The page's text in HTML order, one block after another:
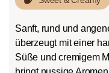
Sanft, rund und
überzeugt mit einer
Süße und cremigem